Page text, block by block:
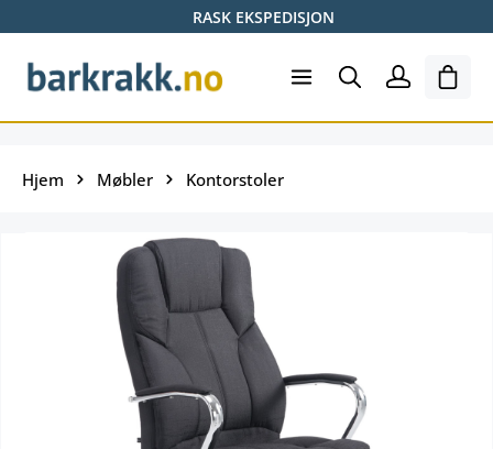
RASK EKSPEDISJON
Hjem Møbler Kontorstoler